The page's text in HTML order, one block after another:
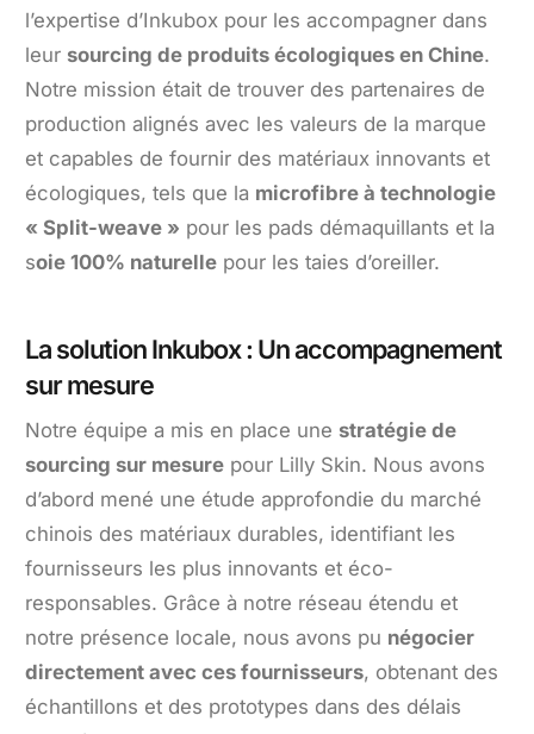
l’expertise d’Inkubox pour les accompagner dans
leur sourcing de produits écologiques en Chine.
Notre mission était de trouver des partenaires de
production alignés avec les valeurs de la marque
et capables de fournir des matériaux innovants et
écologiques, tels que la microfibre à technologie
« Split-weave » pour les pads démaquillants et la
soie 100% naturelle pour les taies d’oreiller.
La solution Inkubox : Un accompagnement
sur mesure
Notre équipe a mis en place une stratégie de
sourcing sur mesure pour Lilly Skin. Nous avons
d’abord mené une étude approfondie du marché
chinois des matériaux durables, identifiant les
fournisseurs les plus innovants et éco-
responsables. Grâce à notre réseau étendu et
notre présence locale, nous avons pu négocier
directement avec ces fournisseurs, obtenant des
échantillons et des prototypes dans des délais